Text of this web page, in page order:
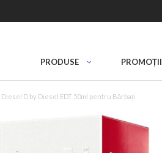
PRODUSE PROMOȚII
Diesel D by Diesel EDT 50ml pentru Bărbați